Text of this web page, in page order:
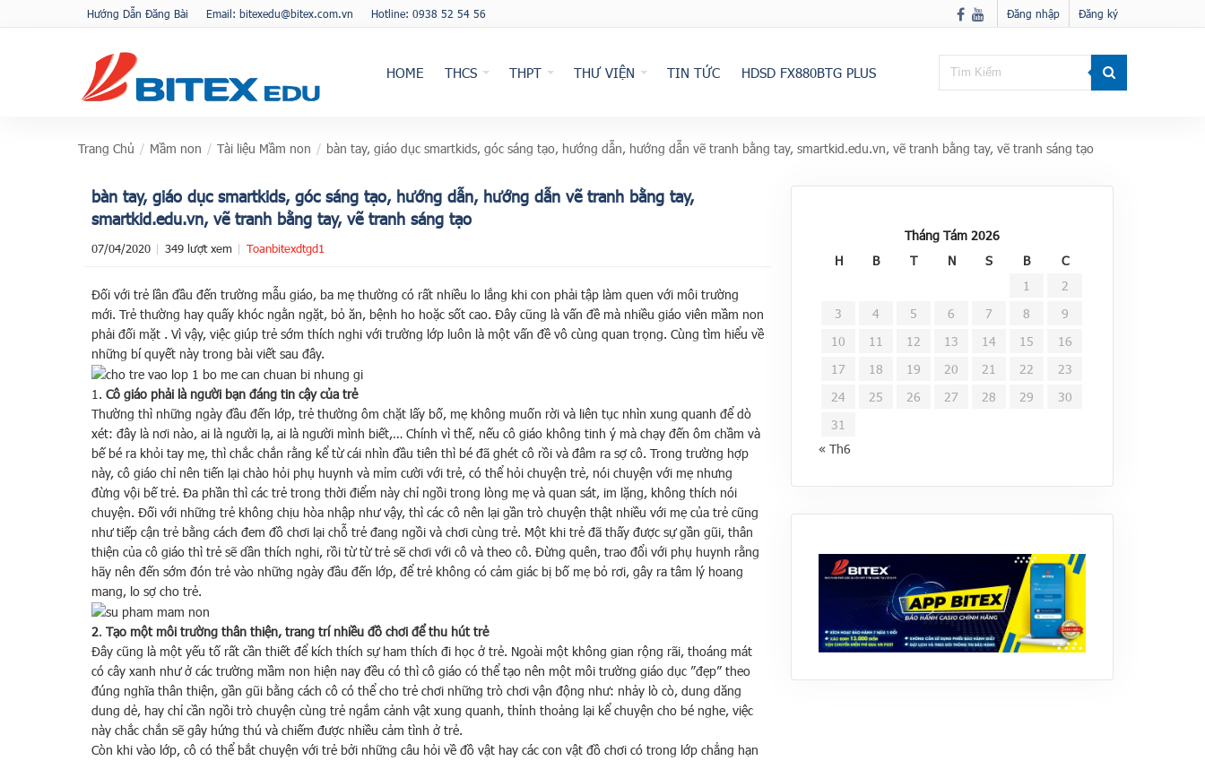
Hướng Dẫn Đăng Bài Email: bitexedu@bitex.com.vn Hotline: 0938 52 54 56 Đăng nhập Đăng ký
HOME THCS THPT THƯ VIỆN TIN TỨC HDSD FX880BTG PLUS
Trang Chủ / Mầm non / Tài liệu Mầm non / bàn tay, giáo dục smartkids, góc sáng tạo, hướng dẫn, hướng dẫn vẽ tranh bằng tay, smartkid.edu.vn, vẽ tranh bằng tay, vẽ tranh sáng tạo
bàn tay, giáo dục smartkids, góc sáng tạo, hướng dẫn, hướng dẫn vẽ tranh bằng tay,
smartkid.edu.vn, vẽ tranh bằng tay, vẽ tranh sáng tạo
07/04/2020 349 lượt xem Toanbitexdtgd1
Đối với trẻ lần đầu đến trường mẫu giáo, ba mẹ thường có rất nhiều lo lắng khi con phải tập làm quen với môi trường
mới. Trẻ thường hay quấy khóc ngằn ngặt, bỏ ăn, bệnh ho hoặc sốt cao. Đây cũng là vấn đề mà nhiều giáo viên mầm non
phải đối mặt . Vì vậy, việc giúp trẻ sớm thích nghi với trường lớp luôn là một vấn đề vô cùng quan trọng. Cùng tìm hiểu về
những bí quyết này trong bài viết sau đây.
1. Cô giáo phải là người bạn đáng tin cậy của trẻ
Thường thì những ngày đầu đến lớp, trẻ thường ôm chặt lấy bố, mẹ không muốn rời và liên tục nhìn xung quanh để dò
xét: đây là nơi nào, ai là người lạ, ai là người mình biết,… Chính vì thế, nếu cô giáo không tinh ý mà chạy đến ôm chầm và
bế bé ra khỏi tay mẹ, thì chắc chắn rằng kể từ cái nhìn đầu tiên thì bé đã ghét cô rồi và đâm ra sợ cô. Trong trường hợp
này, cô giáo chỉ nên tiến lại chào hỏi phụ huynh và mỉm cười với trẻ, có thể hỏi chuyện trẻ, nói chuyện với mẹ nhưng
đừng vội bế trẻ. Đa phần thì các trẻ trong thời điểm này chỉ ngồi trong lòng mẹ và quan sát, im lặng, không thích nói
chuyện. Đối với những trẻ không chịu hòa nhập như vậy, thì các cô nên lại gần trò chuyện thật nhiều với mẹ của trẻ cũng
như tiếp cận trẻ bằng cách đem đồ chơi lại chỗ trẻ đang ngồi và chơi cùng trẻ. Một khi trẻ đã thấy được sự gần gũi, thân
thiện của cô giáo thì trẻ sẽ dần thích nghi, rồi từ từ trẻ sẽ chơi với cô và theo cô. Đừng quên, trao đổi với phụ huynh rằng
hãy nên đến sớm đón trẻ vào những ngày đầu đến lớp, để trẻ không có cảm giác bị bố mẹ bỏ rơi, gây ra tâm lý hoang
mang, lo sợ cho trẻ.
2. Tạo một môi trường thân thiện, trang trí nhiều đồ chơi để thu hút trẻ
Đây cũng là một yếu tố rất cần thiết để kích thích sự ham thích đi học ở trẻ. Ngoài một không gian rộng rãi, thoáng mát
có cây xanh như ở các trường mầm non hiện nay đều có thì cô giáo có thể tạo nên một môi trường giáo dục ”đẹp” theo
đúng nghĩa thân thiện, gần gũi bằng cách cô có thể cho trẻ chơi những trò chơi vận động như: nhảy lò cò, dung dăng
dung dẻ, hay chỉ cần ngồi trò chuyện cùng trẻ ngắm cảnh vật xung quanh, thỉnh thoảng lại kể chuyện cho bé nghe, việc
này chắc chắn sẽ gây hứng thú và chiếm được nhiều cảm tình ở trẻ.
Còn khi vào lớp, cô có thể bắt chuyện với trẻ bởi những câu hỏi về đồ vật hay các con vật đồ chơi có trong lớp chẳng hạn
Tháng Tám 2026
H
B T N S B
C
1
2
3
4 5 6 7 8
9
10
11 12 13 14 15
16
17
18 19 20 21 22
23
24
25 26 27 28 29
30
31
« Th6